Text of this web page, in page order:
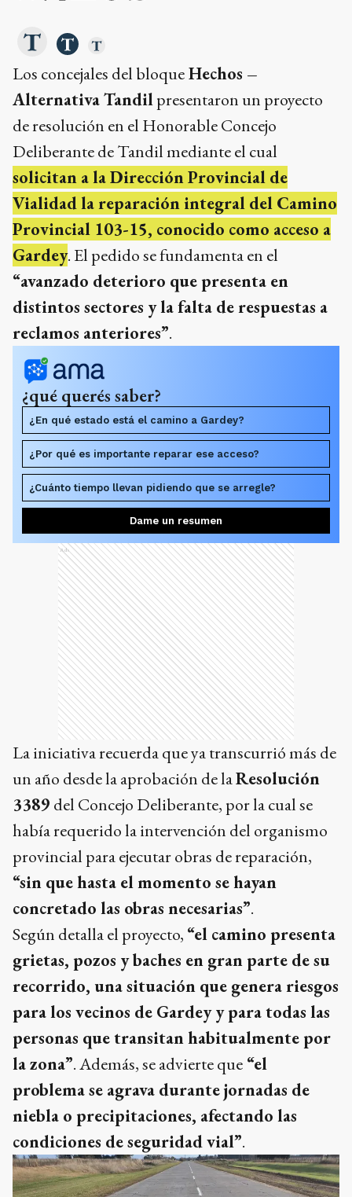
Los concejales del bloqueHechos –
Alternativa Tandilpresentaron un proyecto
de resolución en el Honorable Concejo
Deliberante de Tandil mediante el cual
solicitan a la Dirección Provincial de
Vialidad la reparación integral del Camino
Provincial 103-15, conocido como acceso a
Gardey. El pedido se fundamenta en el
“avanzado deterioro que presenta en
distintos sectores y la falta de respuestas a
reclamos anteriores”.
¿qué querés saber?
¿En qué estado está el camino a Gardey?
¿Por qué es importante reparar ese acceso?
¿Cuánto tiempo llevan pidiendo que se arregle?
Dame un resumen
Ads
La iniciativa recuerda que ya transcurrió más de
un año desde la aprobación de laResolución
3389 del Concejo Deliberante, por la cual se
había requerido la intervención del organismo
provincial para ejecutar obras de reparación,
“sin que hasta el momento se hayan
concretado las obras necesarias”.
Según detalla el proyecto, “el camino presenta
grietas, pozos y baches en gran parte de su
recorrido, una situación que genera riesgos
para los vecinos de Gardey y para todas las
personas que transitan habitualmente por
la zona”. Además, se advierte que “el
problema se agrava durante jornadas de
niebla o precipitaciones, afectando las
condiciones de seguridad vial”.